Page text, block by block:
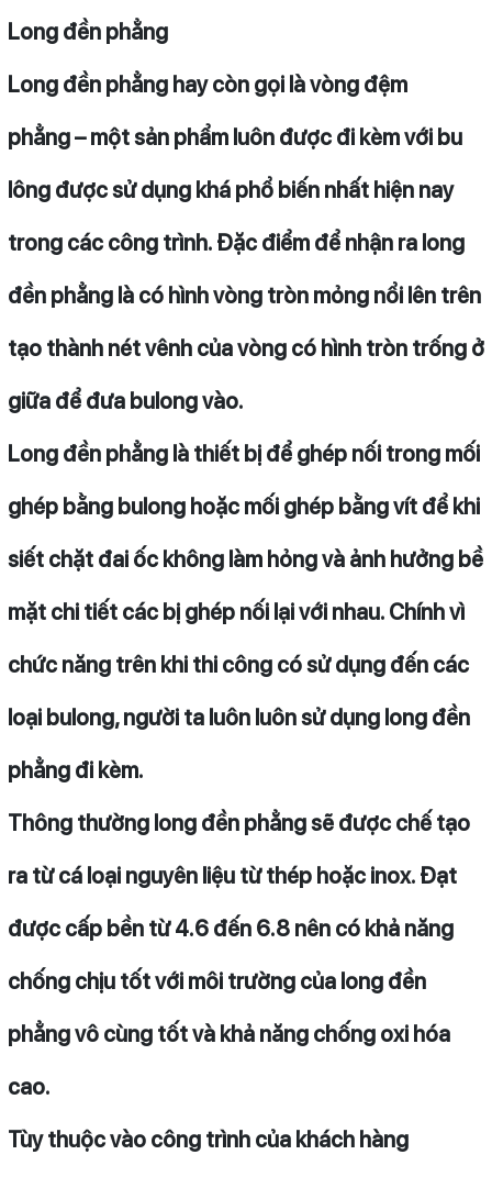
Long đền phẳng
Long đền phẳng hay còn gọi là vòng đệm
phẳng – một sản phẩm luôn được đi kèm với bu
lông được sử dụng khá phổ biến nhất hiện nay
trong các công trình. Đặc điểm để nhận ra long
đền phẳng là có hình vòng tròn mỏng nổi lên trên
tạo thành nét vênh của vòng có hình tròn trống ở
giữa để đưa bulong vào.
Long đền phẳng là thiết bị để ghép nối trong mối
ghép bằng bulong hoặc mối ghép bằng vít để khi
siết chặt đai ốc không làm hỏng và ảnh hưởng bề
mặt chi tiết các bị ghép nối lại với nhau. Chính vì
chức năng trên khi thi công có sử dụng đến các
loại bulong, người ta luôn luôn sử dụng long đền
phẳng đi kèm.
Thông thường long đền phẳng sẽ được chế tạo
ra từ cá loại nguyên liệu từ thép hoặc inox. Đạt
được cấp bền từ 4.6 đến 6.8 nên có khả năng
chống chịu tốt với môi trường của long đền
phẳng vô cùng tốt và khả năng chống oxi hóa
cao.
Tùy thuộc vào công trình của khách hàng